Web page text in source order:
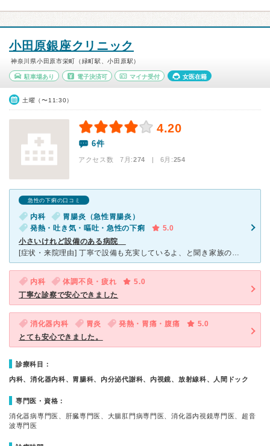
小田原銀座クリニック
神奈川県小田原市栄町（緑町駅、小田原駅）
駐車場あり 電子決済可 マイナ受付 女医在籍
土曜（〜11:30）
4.20
6件
アクセス数 7月:274 | 6月:254
急性の下痢の口コミ
内科
胃腸炎（急性胃腸炎）
発熱・吐き気・嘔吐・急性の下痢
5.0
小さいけれど設備のある病院
[症状・来院理由] 丁寧で設備も充実しているよ、と聞き家族のすすめで行きました。 [医師の診断・治療法] 胃腸炎でお世話になりました。点滴をし、下痢止めや何種類かの薬を処方されました。２回目の通
内科 体調不良・疲れ
5.0
丁寧な診察で安心できました
消化器内科 胃炎 発熱・胃痛・腹痛
5.0
とても安心できました。
診療科目：
内科、消化器内科、胃腸科、内分泌代謝科、内視鏡、放射線科、人間ドック
専門医・資格：
消化器病専門医、肝臓専門医、大腸肛門病専門医、消化器内視鏡専門医、超音
波専門医